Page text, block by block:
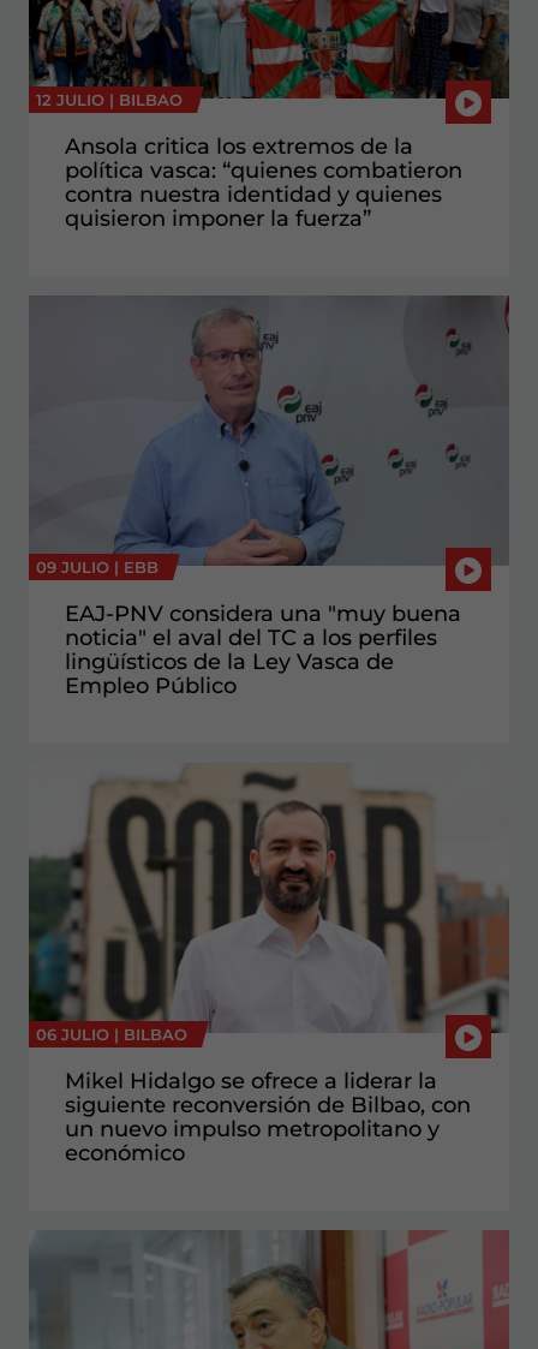
12 JULIO | BILBAO
Ansola critica los extremos de la
política vasca: “quienes combatieron
contra nuestra identidad y quienes
quisieron imponer la fuerza”
09 JULIO | EBB
EAJ-PNV considera una "muy buena
noticia" el aval del TC a los perfiles
lingüísticos de la Ley Vasca de
Empleo Público
06 JULIO | BILBAO
Mikel Hidalgo se ofrece a liderar la
siguiente reconversión de Bilbao, con
un nuevo impulso metropolitano y
económico